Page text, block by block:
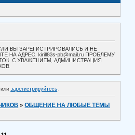
ВЫ ЗАРЕГИСТРИРОВАЛИСЬ И НЕ
НА АДРЕС, kirill83s-pb@mail.ru ПРОБЛЕМУ
С УВАЖЕНИЕМ, АДМИНИСТРАЦИЯ
зарегистрируйтесь.
»ОБЩЕНИЕ НА ЛЮБЫЕ ТЕМЫ